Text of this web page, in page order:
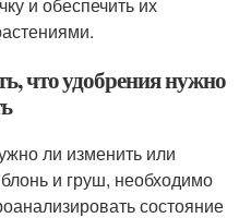
что удобрения нужно
ли изменить или
и груш, необходимо
состояние